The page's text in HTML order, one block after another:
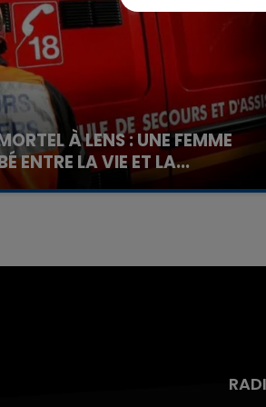
À LENS : UNE FEMME
ENTRE LA VIE ET LA...
immolé par le feu après avoir